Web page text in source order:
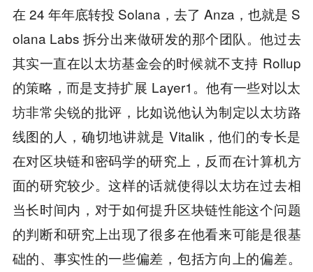
在 24 年年底转投 Solana，去了 Anza，也就是 S
olana Labs 拆分出来做研发的那个团队。他过去
其实一直在以太坊基金会的时候就不支持 Rollup
的策略，而是支持扩展 Layer1。他有一些对以太
坊非常尖锐的批评，比如说他认为制定以太坊路
线图的人，确切地讲就是 Vitalik，他们的专长是
在对区块链和密码学的研究上，反而在计算机方
面的研究较少。这样的话就使得以太坊在过去相
当长时间内，对于如何提升区块链性能这个问题
的判断和研究上出现了很多在他看来可能是很基
础的、事实性的一些偏差，包括方向上的偏差。